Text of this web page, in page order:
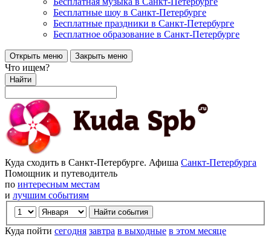
Бесплатные шоу в Санкт-Петербурге
Бесплатные праздники в Санкт-Петербурге
Бесплатное образование в Санкт-Петербурге
Открыть меню Закрыть меню
Что ищем?
Найти
Куда сходить в Санкт-Петербурге. Афиша Санкт-Петербурга
Помощник и путеводитель
по интересным местам
и лучшим событиям
Куда пойти сегодня завтра в выходные в этом месяце